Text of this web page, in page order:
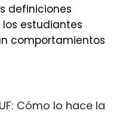
definiciones
los estudiantes
comportamientos
Cómo lo hace la